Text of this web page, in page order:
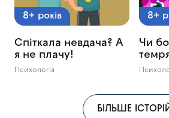
8+ років
Спіткала невдача? А
я не плачу!
Психологія
8+
Чи
БІЛЬШЕ